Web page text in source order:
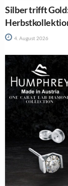
Silber trifft
4. August 2026